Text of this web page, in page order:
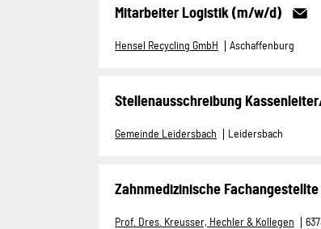
Mitarbeiter Logistik (m/w/d)
Hensel Recycling GmbH Aschaffenburg
Stellenausschreibung
Gemeinde Leidersbach Leidersbach
Zahnmedizinische
Prof. Dres. Kreusser, Hechler & Kollegen